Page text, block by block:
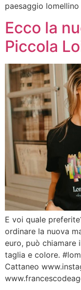
paesaggio lomellino
Ecco la
Piccola
E voi quale
ordinare la nuova
euro, può chiamare
taglia e colore.
Cattaneo